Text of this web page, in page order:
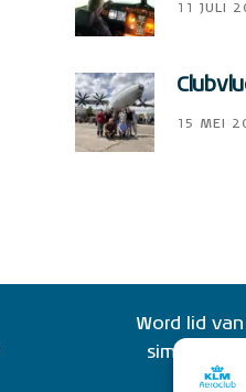
11 JULI
15 MEI
Word lid
simulator